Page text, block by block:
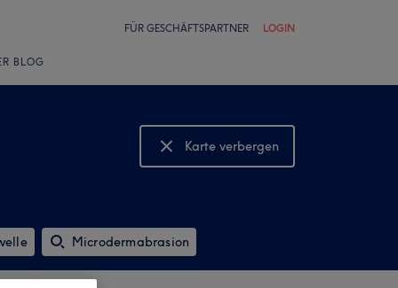
FÜR GESCHÄFTSPARTNER LOGIN
BLOG
Karte verbergen
Karte anzeigen
Microdermabrasion